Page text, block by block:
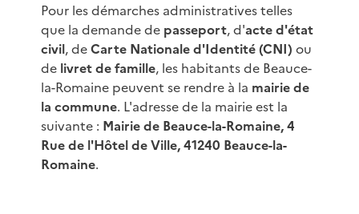
Pour les démarches administratives telles
que la demande de passeport, d'acte d'état
civil, deCarte Nationale d'Identité (CNI) ou
de livret de famille, les habitants de Beauce-
la-Romaine peuvent se rendre à la mairie de
la commune. L'adresse de la mairie est la
suivante : Mairie de Beauce-la-Romaine, 4
Rue de l'Hôtel de Ville, 41240 Beauce-la-
Romaine.